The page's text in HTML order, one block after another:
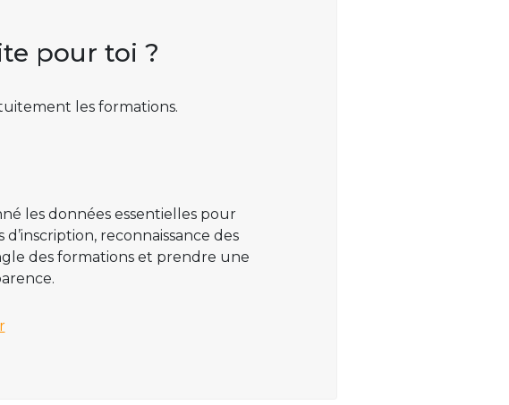
pour toi ?
les formations.
les données essentielles pour
reconnaissance des
des formations et prendre une